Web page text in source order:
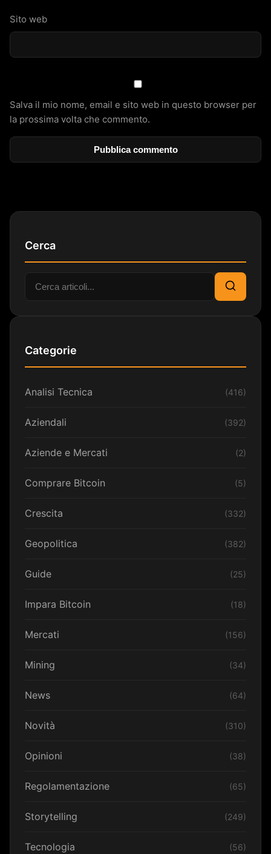
Sito web
Salva il mio nome, email e sito web in questo browser per
la prossima volta che commento.
Cerca
Cerca:
Cerca
Categorie
Analisi Tecnica (416)
Aziendali (392)
Aziende e Mercati (2)
Comprare Bitcoin (5)
Crescita (332)
Geopolitica (382)
Guide (25)
Impara Bitcoin (18)
Mercati (156)
Mining (34)
News (64)
Novità (310)
Opinioni (38)
Regolamentazione (65)
Storytelling (249)
Tecnologia (56)